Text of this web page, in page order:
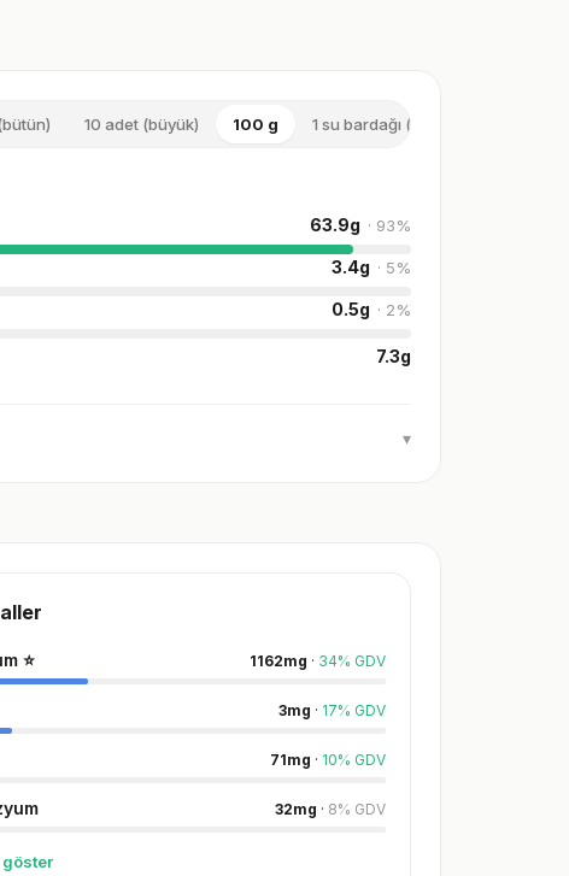
10 adet (büyük) 100 g 1 su bardağı (doğranmış)
63.9g · 93%
3.4g · 5%
0.5g · 2%
7.3g
▾
⭐ 1162mg · 34% GDV
3mg · 17% GDV
71mg · 10% GDV
32mg · 8% GDV
göster